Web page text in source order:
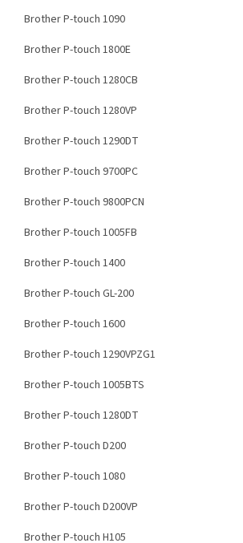
Brother P-touch 1090
Brother P-touch 1800E
Brother P-touch 1280CB
Brother P-touch 1280VP
Brother P-touch 1290DT
Brother P-touch 9700PC
Brother P-touch 9800PCN
Brother P-touch 1005FB
Brother P-touch 1400
Brother P-touch GL-200
Brother P-touch 1600
Brother P-touch 1290VPZG1
Brother P-touch 1005BTS
Brother P-touch 1280DT
Brother P-touch D200
Brother P-touch 1080
Brother P-touch D200VP
Brother P-touch H105